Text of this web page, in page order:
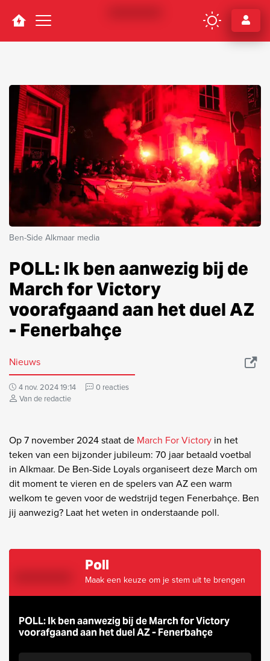
Navigation
Ben-Side Alkmaar media
POLL: Ik ben aanwezig bij de
March for Victory
voorafgaand aan het duel AZ
- Fenerbahçe
Nieuws
4 nov. 2024 19:14
0 reacties
Van de redactie
Op 7 november 2024 staat de March For Victory in het
teken van een bijzonder jubileum: 70 jaar betaald voetbal
in Alkmaar. De Ben-Side Loyals organiseert deze March om
dit moment te vieren en de spelers van AZ een warm
welkom te geven voor de wedstrijd tegen Fenerbahçe. Ben
jij aanwezig? Laat het weten in onderstaande poll.
Poll
Maak een keuze om je stem uit te brengen
POLL: Ik ben aanwezig bij de March for Victory
voorafgaand aan het duel AZ - Fenerbahçe